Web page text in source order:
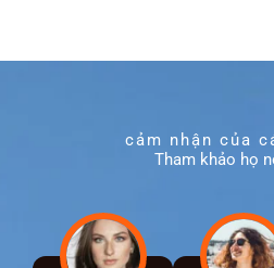
cảm nhận của
Tham khảo họ